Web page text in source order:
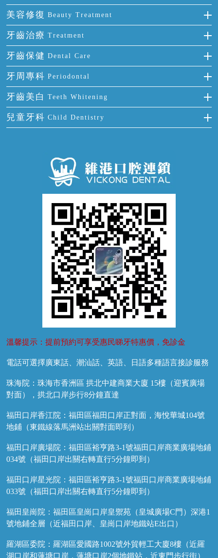
單顆牙缺失
門牙缺失
多顆牙缺失
半口缺失
全口缺失
隱形箍牙
前牙反頜
牙齒擁擠
牙齒前突
牙齒稀疏
美容修復 Beauty Treatment
全瓷牙
烤瓷牙
氟斑牙
四環素牙
活動假牙
牙貼面
牙齒治療 Treatment
補牙
智齒
根管治療
拔牙
牙痛
牙齒保健 Dental Care
正確刷牙
全國愛牙日
預防牙病
牙科通識
牙周專科 Periodontal
牙周炎
牙齦出血
牙齦炎
牙齦萎縮
牙齒美白 Teeth Whitening
冷光美白
兒童牙科 Child Dentistry
溫馨提示：提前預約可享受惠民睇牙特惠價，免診金
電話可選擇廣東話、潮汕話、英語、日語多種語言接診服務
珠海院：珠海市香洲區 拱北中建商業大廈 15樓（迎賓廣場
對面），拱北口岸步行8分鐘直達
福田口岸香江院：福田區福田口岸正對面，海悅華城104號
地鋪（東鐵線落馬洲站出關對面即到）
福田口岸廣場院：福田區裕亨路3-1號福田口岸商業廣場地鋪
034號（福田口岸出關右轉直行5分鐘即到）
福田口岸星光院：福田區裕亨路3-1號福田口岸商業廣場地鋪
033號（福田口岸出關右轉直行5分鐘即到）
福田皇崗院：福田區皇崗口岸皇禦苑（皇城廣場C門）深港1
號地鋪全層（近福田口岸、皇崗口岸地鐵站E出口）
羅湖區委院：羅湖區愛國路1002號外貿輕工大廈8樓（近羅
湖口岸和蓮塘口岸，蓮塘口岸2個地鐵站，近東門步行街）